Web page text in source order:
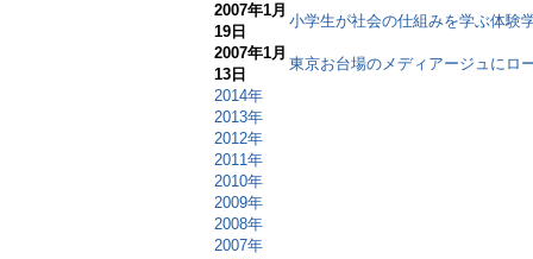
2007年1月
19日
小学生が社会の仕組みを学ぶ体験
2007年1月
13日
東京お台場のメディアージュにロ
2014年
2013年
2012年
2011年
2010年
2009年
2008年
2007年